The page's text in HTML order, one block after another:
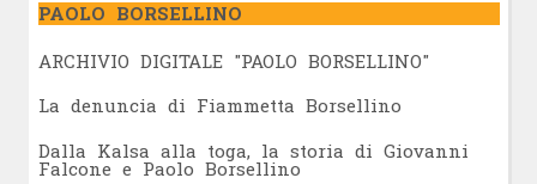
PAOLO BORSELLINO
ARCHIVIO DIGITALE "PAOLO BORSELLINO"
La denuncia di Fiammetta Borsellino
Dalla Kalsa alla toga, la storia di Giovanni
Falcone e Paolo Borsellino